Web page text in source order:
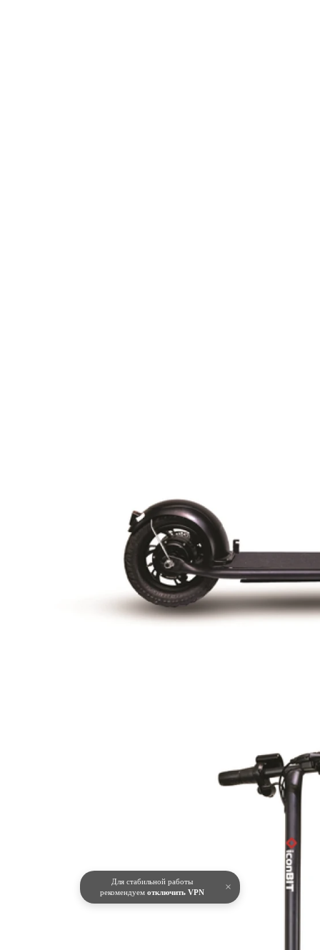
Для стабильной работы
рекомендуем отключить VPN ×